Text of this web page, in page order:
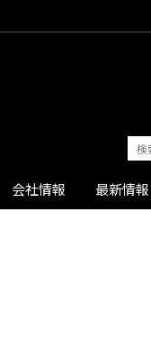
会社情報 最新情報